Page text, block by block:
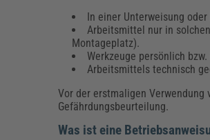
In einer Unterweisung
Arbeitsmittel nur in
Montageplatz).
Werkzeuge persönlich
Arbeitsmittels technisch
Vor der erstmaligen
Gefährdungsbeurteilung.
Was ist eine